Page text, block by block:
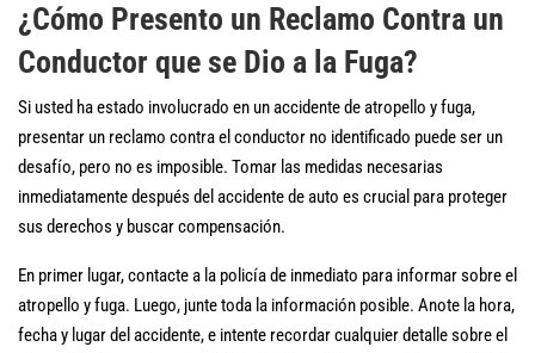
¿Cómo Presento un Reclamo Contra un
Conductor que se Dio a la Fuga?
Si usted ha estado involucrado en un accidente de atropello y fuga,
presentar un reclamo contra el conductor no identificado puede ser un
desafío, pero no es imposible. Tomar las medidas necesarias
inmediatamente después del accidente de auto es crucial para proteger
sus derechos y buscar compensación.
En primer lugar, contacte a la policía de inmediato para informar sobre el
atropello y fuga. Luego, junte toda la información posible. Anote la hora,
fecha y lugar del accidente, e intente recordar cualquier detalle sobre el